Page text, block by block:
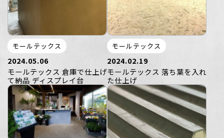
モールテックス
2024.05.06
モールテックス 倉庫で仕上げ
て納品 ディスプレイ台
モールテックス
2024.02.19
モールテックス 落ち葉を入れ
た仕上げ